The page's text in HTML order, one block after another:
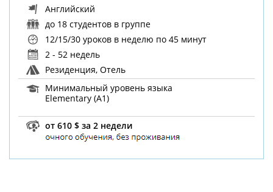
Английский
до 18 студентов в группе
12/15/30 уроков в неделю по 45 минут
2 - 52 недель
Резиденция, Отель
Минимальный уровень языка
Elementary (A1)
от 610 $ за 2 недели